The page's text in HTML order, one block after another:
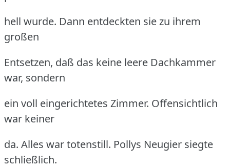
hell wurde. Dann entdeckten sie zu ihrem
großen
Entsetzen, daß das keine leere Dachkammer
war, sondern
ein voll eingerichtetes Zimmer. Offensichtlich
war keiner
da. Alles war totenstill. Pollys Neugier siegte
schließlich.